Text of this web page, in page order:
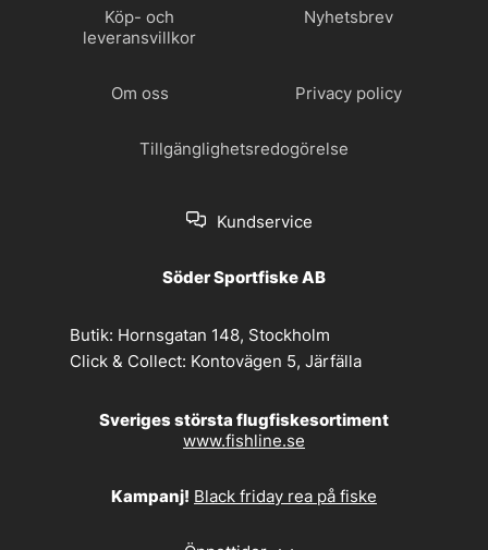
Köp- och
leveransvillkor
Nyhetsbrev
Om oss Privacy policy
Tillgänglighetsredogörelse
Kundservice
Söder Sportfiske AB
Butik: Hornsgatan 148, Stockholm
Click & Collect: Kontovägen 5, Järfälla
Sveriges största flugfiskesortiment
www.fishline.se
Kampanj! Black friday rea på fiske